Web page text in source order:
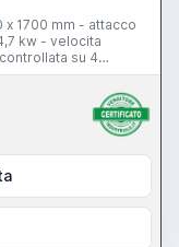
1700 mm - attacco
kw - velocita
su 4
min - avanzamento
355